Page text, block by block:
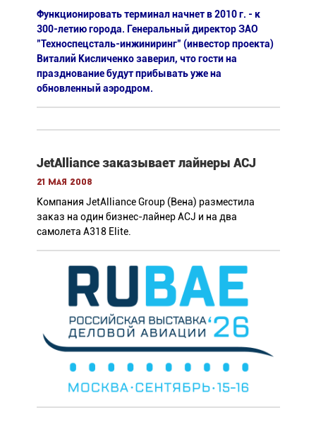
Функционировать терминал начнет в 2010 г. - к
300-летию города. Генеральный директор ЗАО
"Техноспецсталь-инжиниринг" (инвестор проекта)
Виталий Кисличенко заверил, что гости на
празднование будут прибывать уже на
обновленный аэродром.
JetAlliance заказывает лайнеры ACJ
21 мая 2008
Компания JetAlliance Group (Вена) разместила
заказ на один бизнес-лайнер ACJ и на два
самолета A318 Elite.